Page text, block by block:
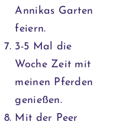
Annikas Garten
feiern.
3-5 Mal die
Woche Zeit mit
meinen Pferden
genießen.
Mit der Peer